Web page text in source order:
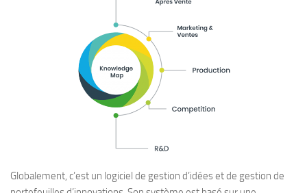
Globalement, c’est un logiciel de gestion d’idées et de gestion de